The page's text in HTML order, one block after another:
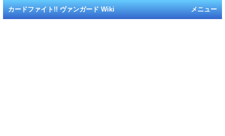
メニュー
カードファイト!! ヴァンガード Wiki